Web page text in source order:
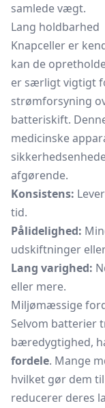
samlede vægt.
Lang holdbarhed
Knapceller er
kan de
er særligt vigtigt
strømforsyning
batteriskift.
medicinske
afgørende.
Konsistens:
tid.
Pålidelighed:
udskiftninger
Lang varighed:
eller mere.
Miljømæssige
Selvom batterier
bæredygtighed,
fordele. Mange
hvilket gør dem
reducerer deres